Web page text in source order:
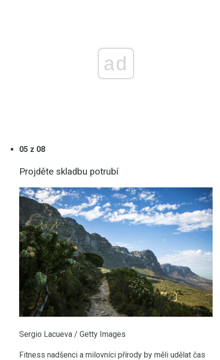
ad
05 z 08
Projděte skladbu potrubí
Sergio Lacueva / Getty Images
Fitness nadšenci a milovníci přírody by měli udělat čas